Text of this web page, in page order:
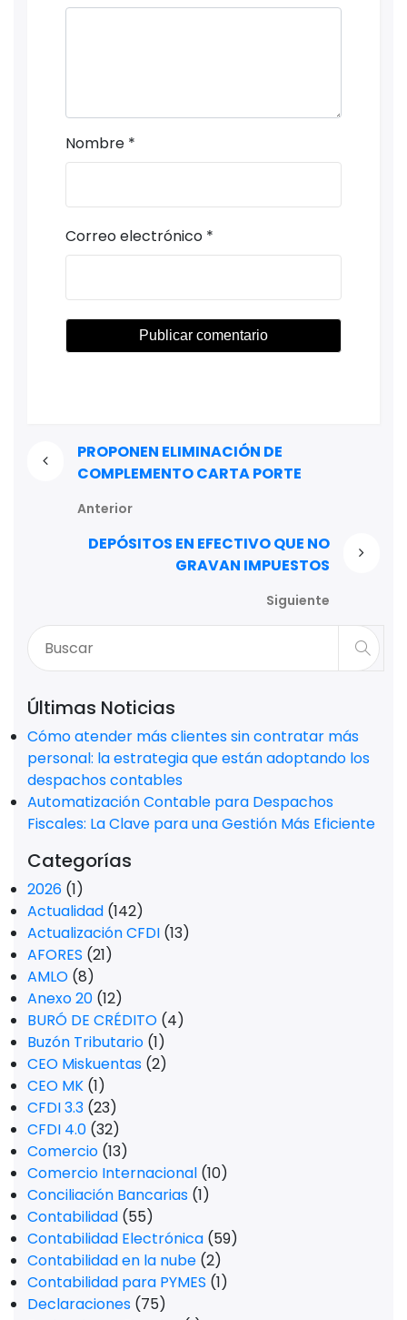
Nombre *
Correo electrónico *
PROPONEN ELIMINACIÓN DE
COMPLEMENTO CARTA PORTE
Anterior
DEPÓSITOS EN EFECTIVO QUE NO
GRAVAN IMPUESTOS
Siguiente
Últimas Noticias
Cómo atender más clientes sin contratar más
personal: la estrategia que están adoptando los
despachos contables
Automatización Contable para Despachos
Fiscales: La Clave para una Gestión Más Eficiente
Categorías
2026 (1)
Actualidad (142)
Actualización CFDI (13)
AFORES (21)
AMLO (8)
Anexo 20 (12)
BURÓ DE CRÉDITO (4)
Buzón Tributario (1)
CEO Miskuentas (2)
CEO MK (1)
CFDI 3.3 (23)
CFDI 4.0 (32)
Comercio (13)
Comercio Internacional (10)
Conciliación Bancarias (1)
Contabilidad (55)
Contabilidad Electrónica (59)
Contabilidad en la nube (2)
Contabilidad para PYMES (1)
Declaraciones (75)